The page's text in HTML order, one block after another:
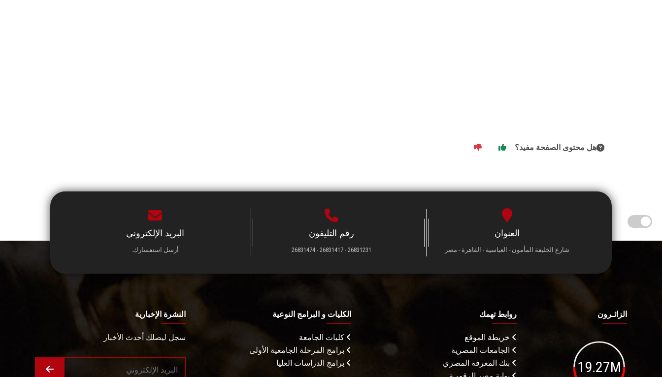
هل محتوى الصفحة مفيد؟
العنوان
شارع الخليفة المأمون - العباسية - القاهرة - مصر
رقم التليفون
26831231 - 26831417 - 26831474
البريد الإلكتروني
أرسل استفسارك.
الزائـرون
19.27M
روابط تهمك
خريطة الموقع
الجامعات المصرية
بنك المعرفة المصري
الكليات و البرامج النوعية
كليات الجامعة
برامج المرحلة الجامعية الأولى
برامج الدراسات العليا
النشرة الإخبارية
سجل ليصلك أحدث الأخبار